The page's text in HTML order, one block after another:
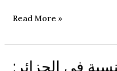
Read More »
في الجزائر:
شراء